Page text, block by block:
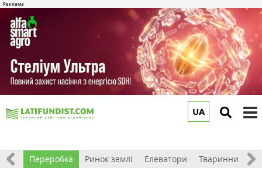
UA
Переробка Ринок землі Елеватори Тваринництво